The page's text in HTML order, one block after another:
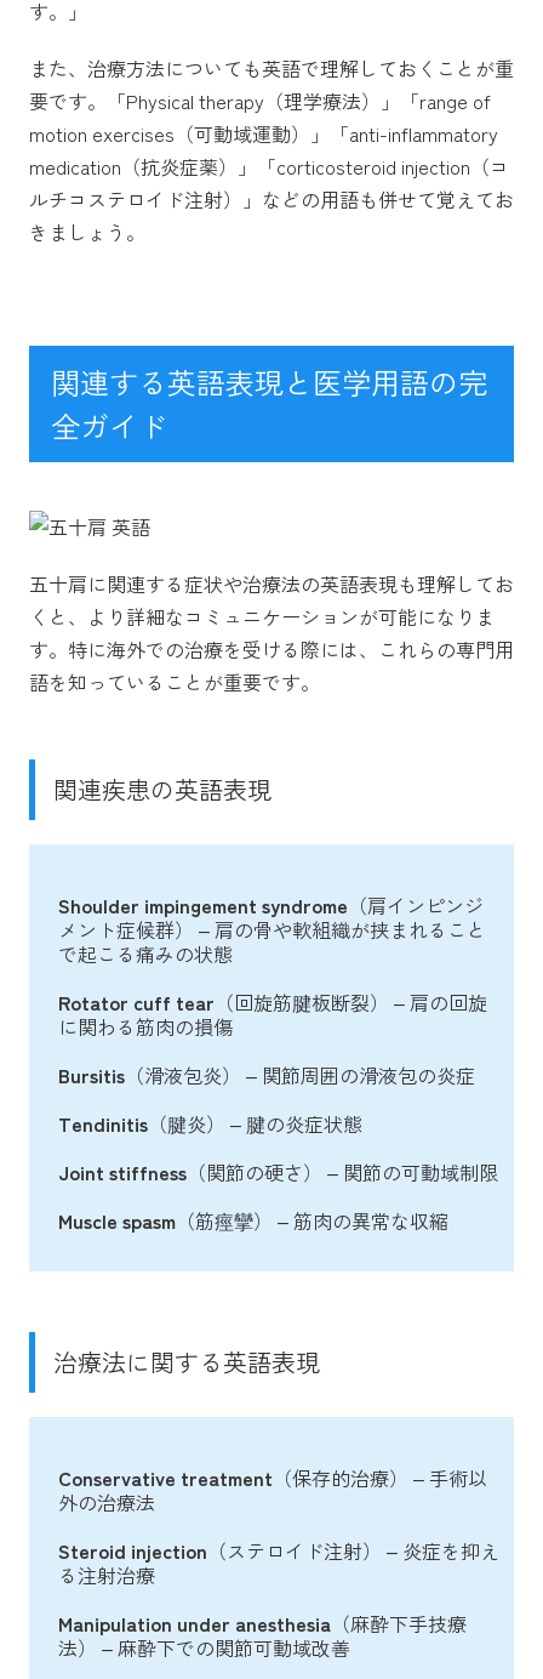
す。」
また、治療方法についても英語で理解しておくことが重
要です。「Physical therapy（理学療法）」「range of
motion exercises（可動域運動）」「anti-inflammatory
medication（抗炎症薬）」「corticosteroid injection（コ
ルチコステロイド注射）」などの用語も併せて覚えてお
きましょう。
関連する英語表現と医学用語の完
全ガイド
五十肩に関連する症状や治療法の英語表現も理解してお
くと、より詳細なコミュニケーションが可能になりま
す。特に海外での治療を受ける際には、これらの専門用
語を知っていることが重要です。
関連疾患の英語表現
Shoulder impingement syndrome （肩インピンジ
メント症候群） – 肩の骨や軟組織が挟まれること
で起こる痛みの状態
Rotator cuff tear （回旋筋腱板断裂） – 肩の回旋
に関わる筋肉の損傷
Bursitis （滑液包炎） – 関節周囲の滑液包の炎症
Tendinitis （腱炎） – 腱の炎症状態
Joint stiffness （関節の硬さ） – 関節の可動域制限
Muscle spasm （筋痙攣） – 筋肉の異常な収縮
治療法に関する英語表現
Conservative treatment （保存的治療） – 手術以
外の治療法
Steroid injection （ステロイド注射） – 炎症を抑え
る注射治療
Manipulation under anesthesia （麻酔下手技療
法） – 麻酔下での関節可動域改善